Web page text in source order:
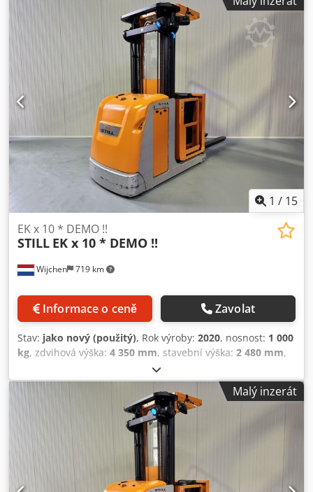
3F7150 Credpfx Amszq Ulye Ejf ID: 26041.5289 Kat.: Použité
Typ stožáru: 3F Snížená výška: 2900 mm Výška zdvihu: 7150
mm Nosnost: 1200 kg Výška plošiny: 6600 mm Výška
vychystávání: 8200 mm Šířka kabiny: 1200 mm Rok výroby:
2016 Motohodiny: 3475 hod Baterie: 48V / 620Ah Výbava:
Plná výbava!! - Triplex stožár - FFL - DVOJITÉ řízení!!!! -
Nastavitelné vidlice! - Indukce / drátové vedení
1 / 15
Wijchen 719 km
EK x 10 * DEMO !!
STILL EK x 10 * DEMO !!
Informace o ceně Zavolat
Stav: jako nový (použitý), Rok výroby: 2020, nosnost: 1 000
kg, zdvihová výška: 4 350 mm, stavební výška: 2 480 mm,
, typ paliva:
duplex, Výrobce + model: STILL EK-X 10 Stožár: 2W4350
ID:26031.4372 Kategorie: Demo Stožár: 2W Vidlice: 1200
mm Snížená výška: 2480 mm Zdvihací výška: 4350 mm
Nosnost: 1000 kg Výška plošiny: 3750 mm Výška
vychystávání: 5350 mm Iniciace: Ano Cjdpfxozq Ulme Am
Eerf Šířka kabiny: 900 mm Rok: 2020 Motohodiny: 439 h
Kapacita: 24V / 620Ah Možnosti: Šířka podvozku = 980 mm
!! 2x modré světlo (Blue Spot) Kompletně JAKO nový !!
Malý inzerát